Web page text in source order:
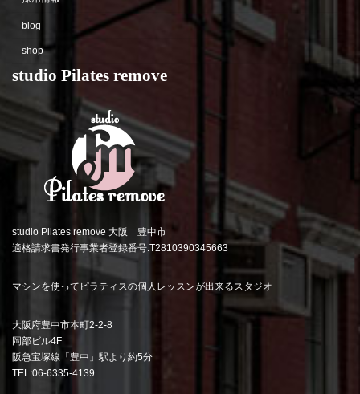
blog
shop
studio Pilates remove
studio Pilates remove 大阪 豊中市
適格請求書発行事業者登録番号:T2810390345663
マシンを使ってピラティスの個人レッスンが出来るスタジオ
大阪府豊中市本町2-2-8
岡部ビル4F
阪急宝塚線「豊中」駅より約5分
TEL:06-6335-4139